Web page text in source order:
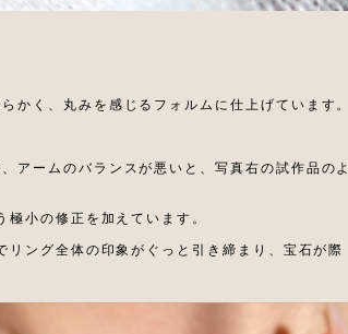
かく、丸みを感じるフォルムに仕上げています。
アームのバランスが悪いと、写真右の試作品のよ
小の修正を加えています。
ング全体の印象がぐっと引き締まり、宝石が際